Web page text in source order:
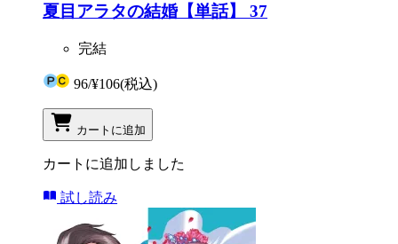
夏目アラタの結婚【単話】 37
完結
96/¥106(税込)
カートに追加
カートに追加しました
試し読み